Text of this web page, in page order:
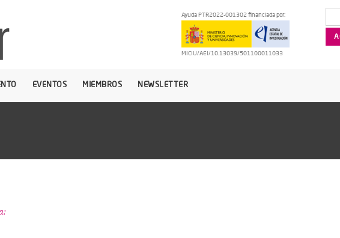
Ayuda PTR2022-001302 financiada por:
MICIU/AEI/10.13039/501100011033
EVENTOS MIEMBROS NEWSLETTER